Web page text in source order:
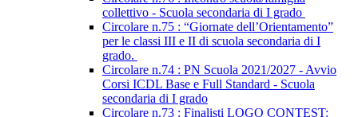
collettivo - Scuola secondaria di I grado
Circolare n.75 : “Giornate dell’Orientamento”
per le classi III e II di scuola secondaria di I
grado.
Circolare n.74 : PN Scuola 2021/2027 - Avvio
Corsi ICDL Base e Full Standard - Scuola
secondaria di I grado
Circolare n.73 : Finalisti LOGO CONTEST: